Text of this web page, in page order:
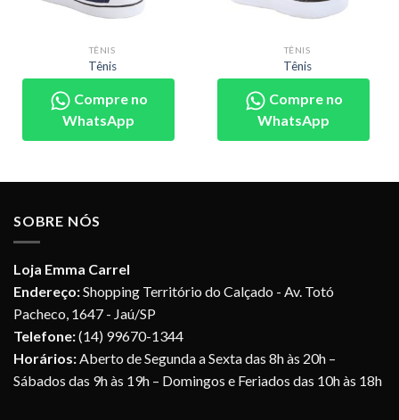
TÊNIS
Tênis
Compre no
WhatsApp
TÊNIS
Tênis
Compre no
WhatsApp
SOBRE NÓS
Loja Emma Carrel
Endereço:Shopping Território do Calçado - Av. Totó
Pacheco, 1647 - Jaú/SP
Telefone:(14) 99670-1344
Horários:Aberto de Segunda a Sexta das 8h às 20h –
Sábados das 9h às 19h – Domingos e Feriados das 10h às 18h